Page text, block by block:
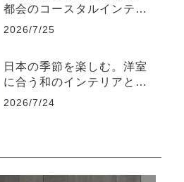
都会のコースタルインテリ
ア-江東区
2026/7/25
日本の季節を楽しむ。洋室
に合う和のインテリアと飾
り方
2026/7/24